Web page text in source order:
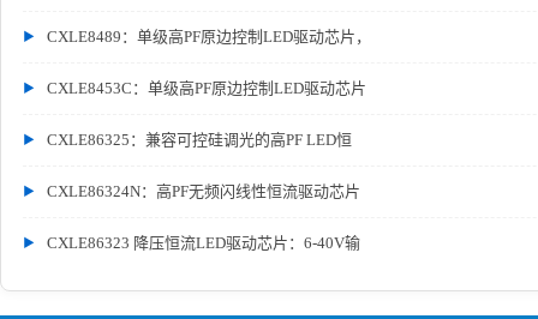
CXLE8489：单级高PF原边控制LED驱动芯片，
CXLE8453C：单级高PF原边控制LED驱动芯片
CXLE86325：兼容可控硅调光的高PF LED恒
CXLE86324N：高PF无频闪线性恒流驱动芯片
CXLE86323 降压恒流LED驱动芯片：6-40V输